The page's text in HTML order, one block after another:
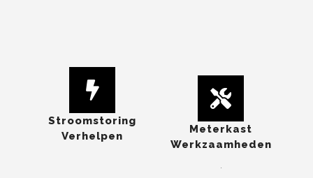
Stroomstoring
Verhelpen
Meterkast
Werkzaamheden